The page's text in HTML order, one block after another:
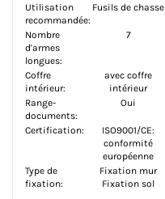
Utilisation
recommandée:
Fusils de chasse
Nombre
d'armes
longues:
7
Coffre
intérieur:
avec coffre
intérieur
Range-
documents:
Oui
Certification:
ISO9001/CE:
conformité
européenne
Type de
fixation:
Fixation mur
Fixation sol